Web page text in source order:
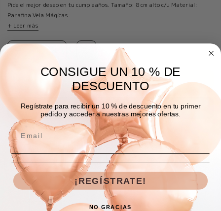
Pide el mejor deseo en tu cumpleaños. Tamaño: 8 cm alto c/u Material:
Parafina Vela Mágicas
+ Leer más
AGREGAR A LA BOLSA
COMPRAR AHORA
Descripción
Envíos y devoluciones
Comentarios
CONSIGUE UN 10 % DE
DESCUENTO
Regístrate para recibir un 10 % de descuento en tu primer
pedido y acceder a nuestras mejores ofertas.
¡REGÍSTRATE!
NO GRACIAS